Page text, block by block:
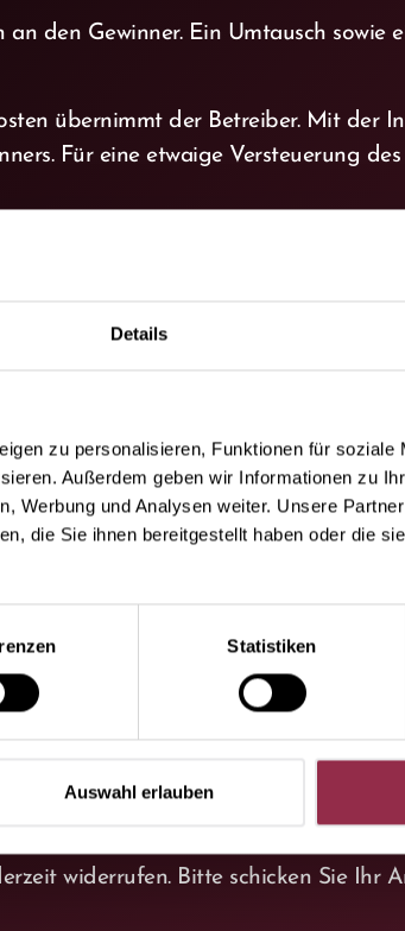
Details
zu personalisieren, Funktionen für soziale
Außerdem geben wir Informationen zu
Werbung und Analysen weiter. Unsere
die Sie ihnen bereitgestellt haben oder die
Statistiken
Auswahl erlauben
den Gewinner. Ein Umtausch sowie
übernimmt der Betreiber. Mit der
Für eine etwaige Versteuerung
innerhalb einer Frist von 3 Wochen
ohne vorherige Ankündigung
einen planmäßigen Ablauf des
die Endgerätedaten und dessen IP-
(gespeichert) und genutzt.
Daten notwendig. Der
und Emailadresse
Daten des
Durch Ihre Einwilligung geben
widerrufen. Bitte schicken Sie Ihr